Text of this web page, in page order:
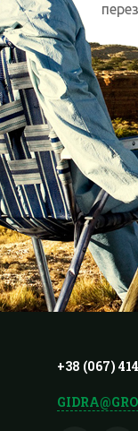
+38 (067)